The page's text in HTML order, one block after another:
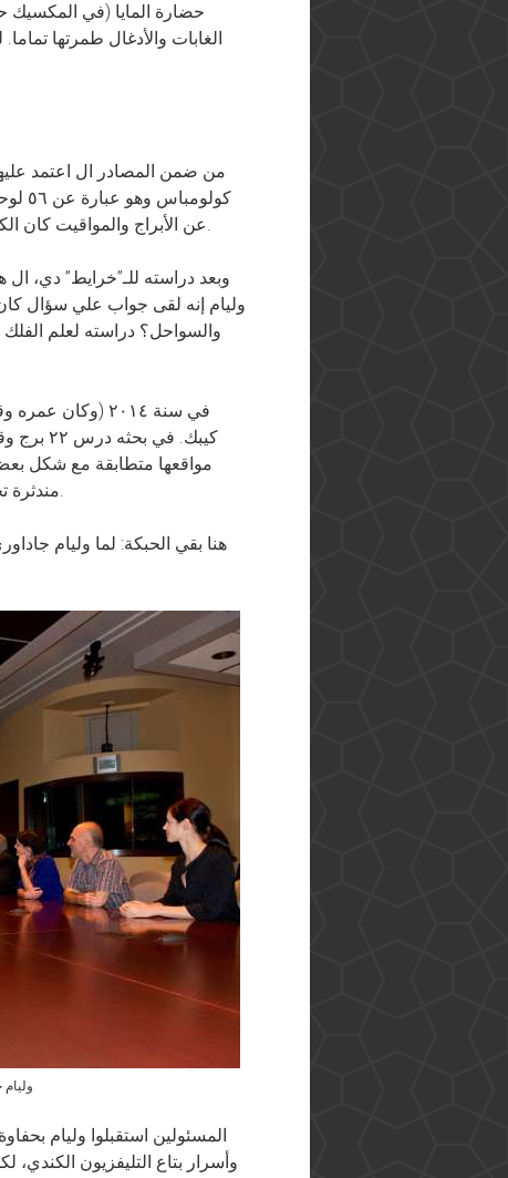
حضارة المايا (في المكسيك
الغابات والأدغال طمرتها
من ضمن المصادر ال اعتمد
عن الأبراج والمواقيت كان الكهنة في حضارة المايا بيستخدموها في طقوسهم وقرابينهم الدينية.
وبعد دراسته للـ”خرايط” دي، ال
وليام إنه لقى جواب علي سؤال كان
والسواحل؟ دراسته لعلم الفلك
مواقعها متطابقة مع شكل بعض
مندثرة تحت الغابات الكثيفة، وقدر يحدد مكانها من غير حتى ما يروح هناك.
هنا بقي الحبكة: لما وليام
المسئولين استقبلوا وليام